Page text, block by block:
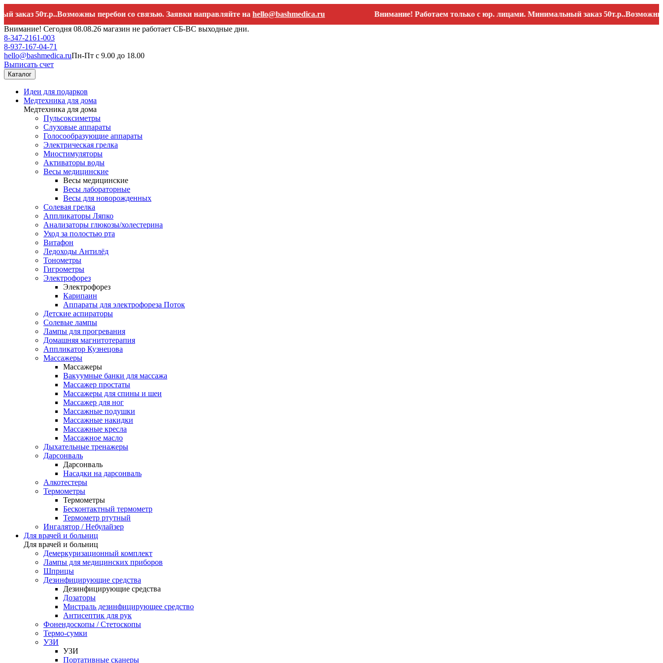
50т.р..Возможны перебои со связью. Заявки направляйте наhello@bashmedica.ru
Внимание! Работаем только с юр. лицами. Минимальный заказ 50т.р..Возможны
Внимание! Сегодня 08.08.26 магазин не работает СБ-ВС выходные дни.
8-347-2161-003
8-937-167-04-71
hello@bashmedica.ruПн-Пт с 9.00 до 18.00
Выписать счет
Каталог
Идеи для подарков
Медтехника для дома
Медтехника для дома
Пульсоксиметры
Слуховые аппараты
Голосообразующие аппараты
Электрическая грелка
Миостимуляторы
Активаторы воды
Весы медицинские
Весы медицинские
Весы лабораторные
Весы для новорожденных
Солевая грелка
Аппликаторы Ляпко
Анализаторы глюкозы/холестерина
Уход за полостью рта
Витафон
Ледоходы Антилёд
Тонометры
Гигрометры
Электрофорез
Электрофорез
Карипаин
Аппараты для электрофореза Поток
Детские аспираторы
Солевые лампы
Лампы для прогревания
Домашняя магнитотерапия
Аппликатор Кузнецова
Массажеры
Массажеры
Вакуумные банки для массажа
Массажер простаты
Массажеры для спины и шеи
Массажер для ног
Массажные подушки
Массажные накидки
Массажные кресла
Массажное масло
Дыхательные тренажеры
Дарсонваль
Дарсонваль
Насадки на дарсонваль
Алкотестеры
Термометры
Термометры
Бесконтактный термометр
Термометр ртутный
Ингалятор / Небулайзер
Для врачей и больниц
Для врачей и больниц
Демеркуризационный комплект
Лампы для медицинских приборов
Шприцы
Дезинфицирующие средства
Дезинфицирующие средства
Дозаторы
Мистраль дезинфицирующее средство
Антисептик для рук
Фонендоскопы / Стетоскопы
Термо-сумки
УЗИ
УЗИ
Портативные сканеры